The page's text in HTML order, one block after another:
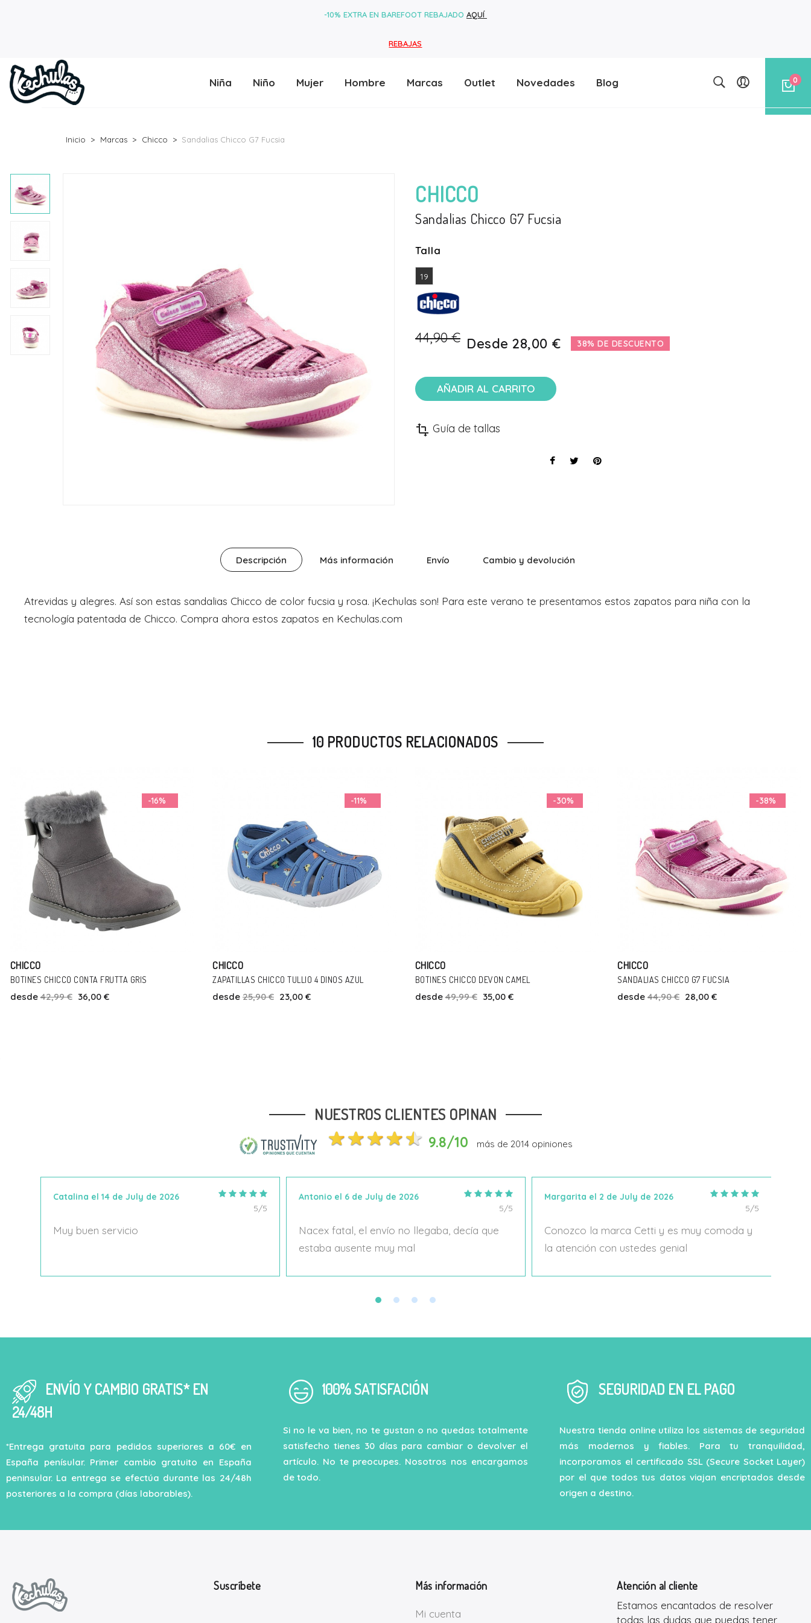
-10% EXTRA EN BAREFOOT REBAJADO AQUÍ
REBAJAS
Niña Niño Mujer Hombre Marcas Outlet Novedades Blog 0
Inicio Marcas Chicco Sandalias Chicco G7 Fucsia
CHICCO
Sandalias Chicco G7 Fucsia
Talla
19
44,90 € Desde 28,00 € 38% DE DESCUENTO
AÑADIR AL CARRITO
transform Guía de tallas
Descripción Más información Envío Cambio y devolución
Atrevidas y alegres. Así son estas sandalias Chicco de color fucsia y rosa. ¡Kechulas son! Para este verano te presentamos estos zapatos para niña con la
tecnología patentada de Chicco. Compra ahora estos zapatos en Kechulas.com
10 PRODUCTOS RELACIONADOS
-11%
CHICCO
ZAPATILLAS CHICCO TULLIO 4 DINOS AZUL
desde 25,90 € 23,00 €
-30%
CHICCO
BOTINES CHICCO DEVON CAMEL
desde 49,99 € 35,00 €
-38%
CHICCO
SANDALIAS CHICCO G7 FUCSIA
desde 44,90 € 28,00 €
-22%
CHICCO
ZAPATILLAS DE LONA ABIERTAS CHICCO CODDY
VERDE
NUESTROS CLIENTES OPINAN
9.8/10 más de 2014opiniones
Catalina el 14 de July de 2026
5/5
Muy buen servicio
Antonio el 6 de July de 2026
5/5
Nacex fatal, el envío no llegaba, decía que
estaba ausente muy mal
Margarita el 2 de July de 2026
5/5
Conozco la marca Cetti y es muy comoda y
la atención con ustedes genial
ENVÍO Y CAMBIO GRATIS* EN
24/48H
*Entrega gratuita para pedidos superiores a 60€ en
España penísular. Primer cambio gratuito en España
peninsular. La entrega se efectúa durante las 24/48h
posteriores a la compra (días laborables).
100% SATISFACIÓN
Si no le va bien, no te gustan o no quedas totalmente
satisfecho tienes 30 días para cambiar o devolver el
artículo. No te preocupes. Nosotros nos encargamos
de todo.
SEGURIDAD EN EL PAGO
Nuestra tienda online utiliza los sistemas de seguridad
más modernos y fiables. Para tu tranquilidad,
incorporamos el certificado SSL (Secure Socket Layer)
por el que todos tus datos viajan encriptados desde
origen a destino.
Suscríbete Más información
Mi cuenta
Atención al cliente
Estamos encantados de resolver
todas las dudas que puedas tener